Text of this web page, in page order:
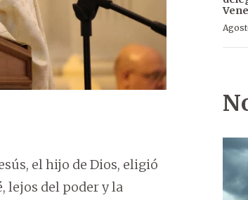
el hijo de Dios, eligió
lejos del poder y la